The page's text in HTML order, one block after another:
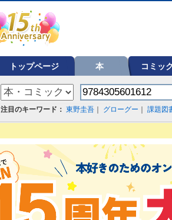
トップページ 本 コミック
注目のキーワード： 東野圭吾 グローグー 課題図